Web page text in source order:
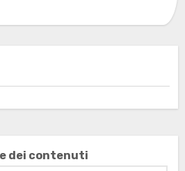
dei contenuti